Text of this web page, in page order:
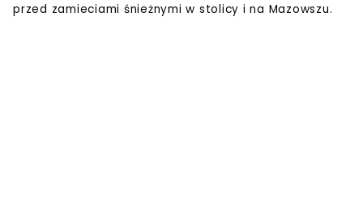
przed zamieciami śnieżnymi w stolicy i na Mazowszu.